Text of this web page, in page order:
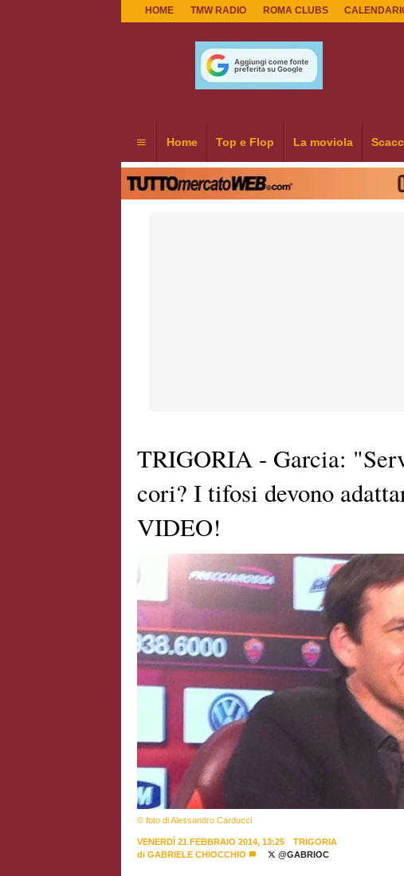
HOME TMW RADIO ROMA CLUBS
Home Top e Flop La moviola
TRIGORIA - Garcia:
cori? I tifosi devono
VIDEO!
© foto di Alessandro Carducci
VENERDÌ 21 FEBBRAIO 2014, 13:25
TRIGORIA
di GABRIELE CHIOCCHIO @GABRIOC